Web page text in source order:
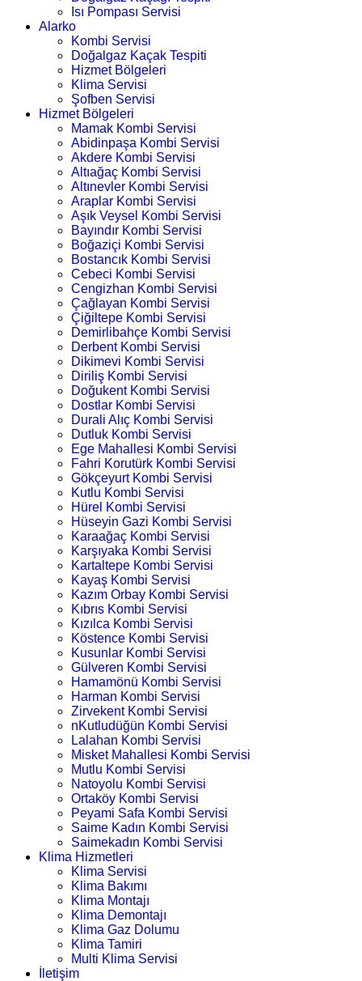
Isı Pompası Servisi
Alarko
Kombi Servisi
Doğalgaz Kaçak Tespiti
Hizmet Bölgeleri
Klima Servisi
Şofben Servisi
Hizmet Bölgeleri
Mamak Kombi Servisi
Abidinpaşa Kombi Servisi
Akdere Kombi Servisi
Altıağaç Kombi Servisi
Altınevler Kombi Servisi
Araplar Kombi Servisi
Aşık Veysel Kombi Servisi
Bayındır Kombi Servisi
Boğaziçi Kombi Servisi
Bostancık Kombi Servisi
Cebeci Kombi Servisi
Cengizhan Kombi Servisi
Çağlayan Kombi Servisi
Çiğiltepe Kombi Servisi
Demirlibahçe Kombi Servisi
Derbent Kombi Servisi
Dikimevi Kombi Servisi
Diriliş Kombi Servisi
Doğukent Kombi Servisi
Dostlar Kombi Servisi
Durali Alıç Kombi Servisi
Dutluk Kombi Servisi
Ege Mahallesi Kombi Servisi
Fahri Korutürk Kombi Servisi
Gökçeyurt Kombi Servisi
Kutlu Kombi Servisi
Hürel Kombi Servisi
Hüseyin Gazi Kombi Servisi
Karaağaç Kombi Servisi
Karşıyaka Kombi Servisi
Kartaltepe Kombi Servisi
Kayaş Kombi Servisi
Kazım Orbay Kombi Servisi
Kıbrıs Kombi Servisi
Kızılca Kombi Servisi
Köstence Kombi Servisi
Kusunlar Kombi Servisi
Gülveren Kombi Servisi
Hamamönü Kombi Servisi
Harman Kombi Servisi
Zirvekent Kombi Servisi
nKutludüğün Kombi Servisi
Lalahan Kombi Servisi
Misket Mahallesi Kombi Servisi
Mutlu Kombi Servisi
Natoyolu Kombi Servisi
Ortaköy Kombi Servisi
Peyami Safa Kombi Servisi
Saime Kadın Kombi Servisi
Saimekadın Kombi Servisi
Klima Hizmetleri
Klima Servisi
Klima Bakımı
Klima Montajı
Klima Demontajı
Klima Gaz Dolumu
Klima Tamiri
Multi Klima Servisi
İletişim